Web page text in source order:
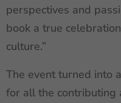
perspectives and
book a true
culture.”
The event turned into
for all the contributing